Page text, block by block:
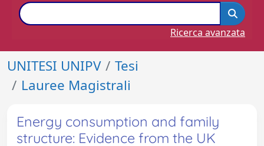
Ricerca avanzata
UNITESI UNIPV
Tesi
Lauree Magistrali
Energy consumption and family
structure: Evidence from the UK